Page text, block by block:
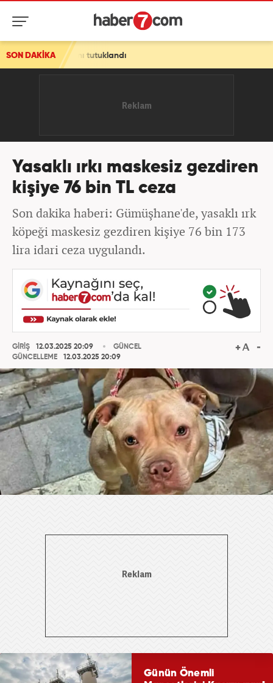
SON DAKİKA
tutuklandı
Yasaklı ırkı maskesiz gezdiren
kişiye 76 bin TL ceza
Son dakika haberi: Gümüşhane'de, yasaklı ırk
köpeği maskesiz gezdiren kişiye 76 bin 173
lira idari ceza uygulandı.
GİRİŞ
12.03.2025 20:09
GÜNCELLEME
12.03.2025 20:09
GÜNCEL